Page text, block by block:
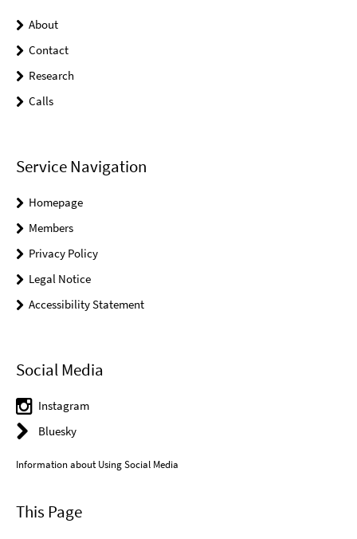
About
Contact
Research
Calls
Service Navigation
Homepage
Members
Privacy Policy
Legal Notice
Accessibility Statement
Social Media
Instagram
Bluesky
Information about Using Social Media
This Page